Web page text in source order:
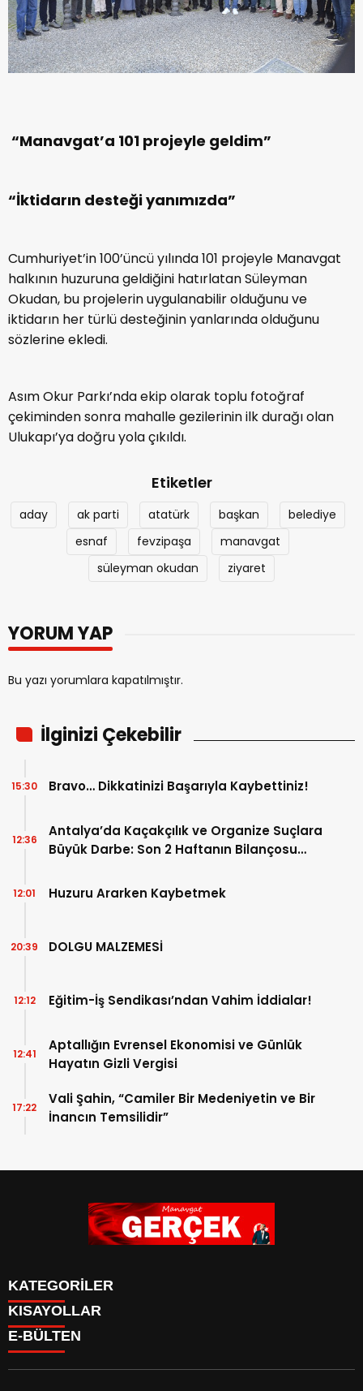
“Manavgat’a 101 projeyle geldim”
“İktidarın desteği yanımızda”
Cumhuriyet’in 100’üncü yılında 101 projeyle Manavgat
halkının huzuruna geldiğini hatırlatan Süleyman
Okudan, bu projelerin uygulanabilir olduğunu ve
iktidarın her türlü desteğinin yanlarında olduğunu
sözlerine ekledi.
Asım Okur Parkı’nda ekip olarak toplu fotoğraf
çekiminden sonra mahalle gezilerinin ilk durağı olan
Ulukapı’ya doğru yola çıkıldı.
Etiketler
aday ak parti atatürk başkan
belediye
esnaf
fevzipaşa
manavgat
süleyman okudan
ziyaret
YORUM YAP
Bu yazı yorumlara kapatılmıştır.
İlginizi Çekebilir
Bravo… Dikkatinizi Başarıyla Kaybettiniz!
15:30
Antalya’da Kaçakçılık ve Organize Suçlara
Büyük Darbe: Son 2 Haftanın Bilançosu
12:36
Huzuru Ararken Kaybetmek
12:01
DOLGU MALZEMESİ
20:39
Eğitim-İş Sendikası’ndan Vahim İddialar!
12:12
Aptallığın Evrensel Ekonomisi ve Günlük
Hayatın Gizli Vergisi
12:41
Vali Şahin, “Camiler Bir Medeniyetin ve Bir
İnancın Temsilidir”
17:22
KATEGORİLER
Siyaset
Eğitim
KISAYOLLAR
E-BÜLTEN